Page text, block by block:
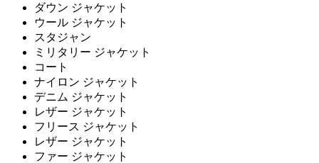
ダウン ジャケット
ウール ジャケット
スタジャン
ミリタリー ジャケット
コート
ナイロン ジャケット
デニム ジャケット
レザー ジャケット
フリース ジャケット
レザー ジャケット
ファー ジャケット